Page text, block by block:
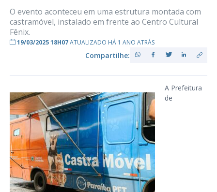
O evento aconteceu em uma estrutura montada com
castramóvel, instalado em frente ao Centro Cultural
Fênix.
19/03/2025 18H07ATUALIZADO HÁ 1 ANO ATRÁS
Compartilhe:
A Prefeitura
de